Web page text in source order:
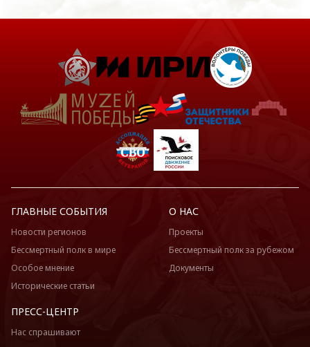
ГЛАВНЫЕ СОБЫТИЯ
Новости регионов
Бессмертный полк в мире
Особое мнение
Исторические статьи
О НАС
Проекты
Бессмертный полк за рубежом
Документы
ПРЕСС-ЦЕНТР
Нас спрашивают